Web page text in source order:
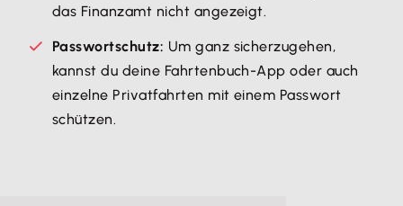
das Finanzamt nicht angezeigt.
Passwortschutz: Um ganz sicherzugehen,
kannst du deine Fahrtenbuch-App oder auch
einzelne Privatfahrten mit einem Passwort
schützen.